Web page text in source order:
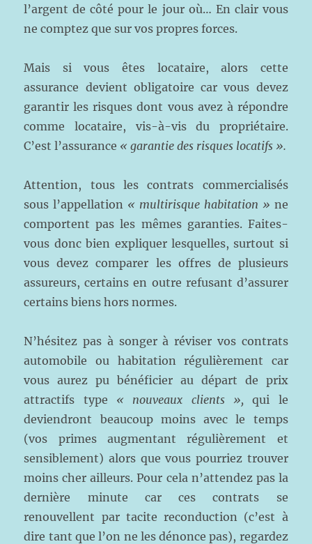
l’argent de côté pour le jour où… En clair vous
ne comptez que sur vos propres forces.
Mais si vous êtes locataire, alors cette
assurance devient obligatoire car vous devez
garantir les risques dont vous avez à répondre
comme locataire, vis-à-vis du propriétaire.
C’est l’assurance « garantie des risques locatifs ».
Attention, tous les contrats commercialisés
sous l’appellation « multirisque habitation » ne
comportent pas les mêmes garanties. Faites-
vous donc bien expliquer lesquelles, surtout si
vous devez comparer les offres de plusieurs
assureurs, certains en outre refusant d’assurer
certains biens hors normes.
N’hésitez pas à songer à réviser vos contrats
automobile ou habitation régulièrement car
vous aurez pu bénéficier au départ de prix
attractifs type « nouveaux clients », qui le
deviendront beaucoup moins avec le temps
(vos primes augmentant régulièrement et
sensiblement) alors que vous pourriez trouver
moins cher ailleurs. Pour cela n’attendez pas la
dernière minute car ces contrats se
renouvellent par tacite reconduction (c’est à
dire tant que l’on ne les dénonce pas), regardez